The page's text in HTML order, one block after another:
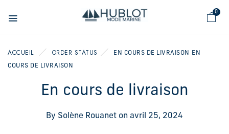
0
ACCUEIL ORDER STATUS EN COURS DE LIVRAISON EN
COURS DE LIVRAISON
En cours de livraison
By Solène Rouanet on avril 25, 2024
Panneau de gestion des cookies